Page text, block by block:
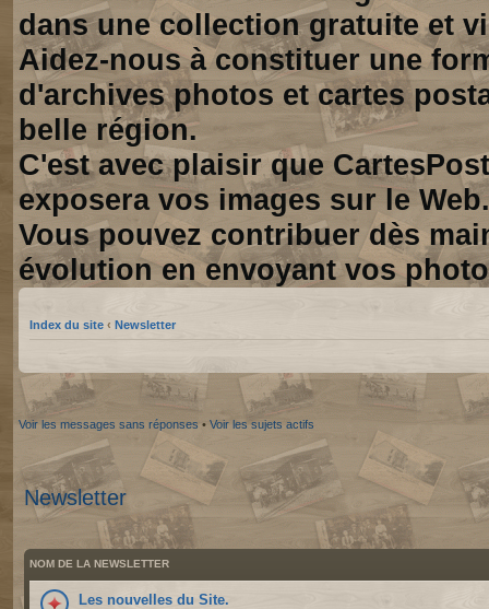
dans une collection gratuite et
Aidez-nous à constituer une
d'archives photos et cartes
belle région.
C'est avec plaisir que
exposera vos images sur le Web.
Vous pouvez contribuer dès
évolution en envoyant vos
Index du site ‹ Newsletter
Voir les messages sans réponses • Voir les sujets actifs
Newsletter
NOM DE LA NEWSLETTER
Les nouvelles du Site.